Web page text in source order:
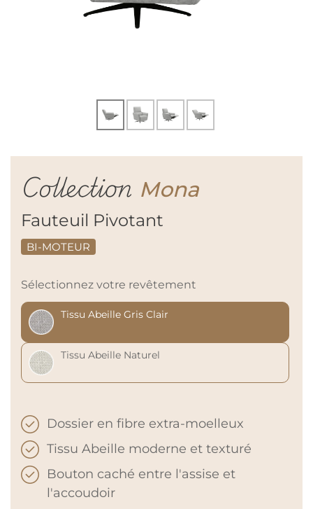
Collection Mona
Fauteuil Pivotant
BI-MOTEUR
Sélectionnez votre revêtement
Tissu Abeille Gris Clair
Tissu Abeille Naturel
Dossier en fibre extra-moelleux
Tissu Abeille moderne et texturé
Bouton caché entre l'assise et
l'accoudoir